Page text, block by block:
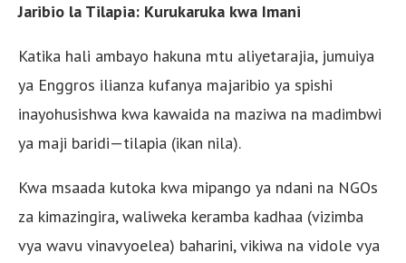
Jaribio la Tilapia: Kurukaruka kwa Imani
Katika hali ambayo hakuna mtu aliyetarajia, jumuiya
ya Enggros ilianza kufanya majaribio ya spishi
inayohusishwa kwa kawaida na maziwa na madimbwi
ya maji baridi—tilapia (ikan nila).
Kwa msaada kutoka kwa mipango ya ndani na NGOs
za kimazingira, waliweka keramba kadhaa (vizimba
vya wavu vinavyoelea) baharini, vikiwa na vidole vya